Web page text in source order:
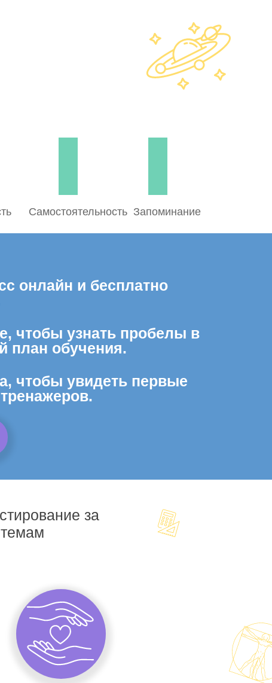
Самостоятельность Запоминание
онлайн и бесплатно
чтобы узнать пробелы в
план обучения.
чтобы увидеть первые
за